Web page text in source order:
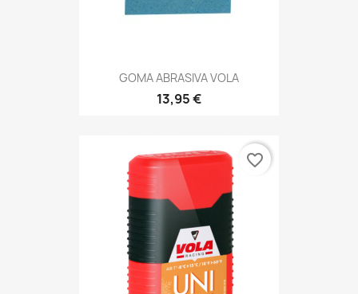
GOMA ABRASIVA VOLA
13,95 €
favorite_border